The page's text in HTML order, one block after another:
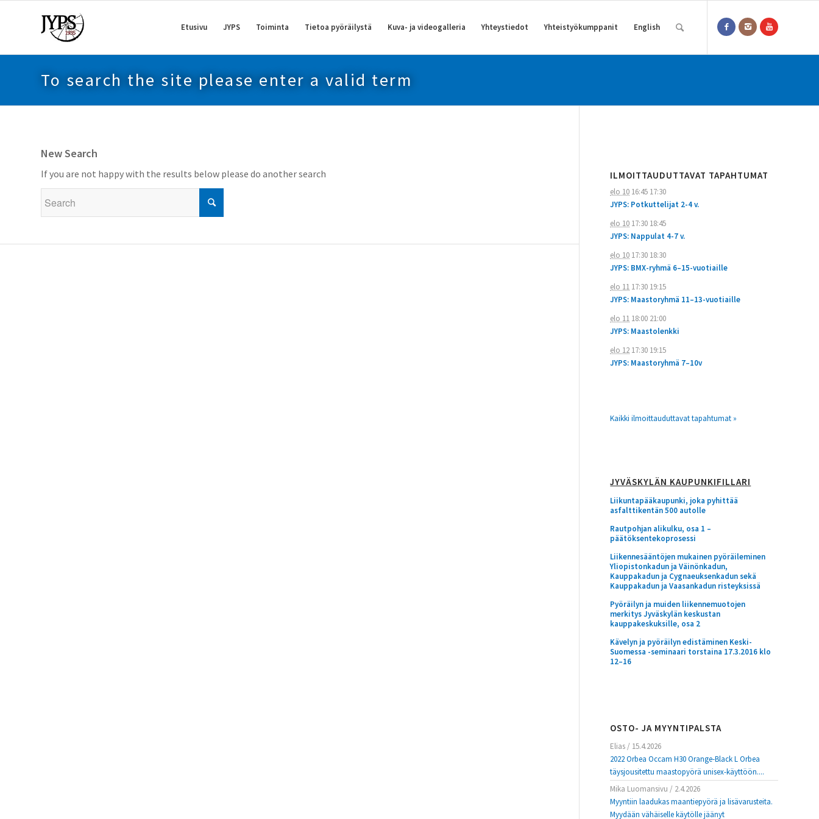
Etusivu JYPS Toiminta Tietoa pyöräilystä Kuva- ja videogalleria Yhteystiedot Yhteistyökumppanit English
To search the site please enter a valid term
New Search
If you are not happy with the results below please do another search ILMOITTAUDUTTAVAT TAPAHTUMAT
elo 10 16:45 17:30
JYPS: Potkuttelijat 2-4 v.
elo 10 17:30 18:45
JYPS: Nappulat 4-7 v.
elo 10 17:30 18:30
JYPS: BMX-ryhmä 6–15-vuotiaille
elo 11 17:30 19:15
JYPS: Maastoryhmä 11–13-vuotiaille
elo 11 18:00 21:00
JYPS: Maastolenkki
elo 12 17:30 19:15
JYPS: Maastoryhmä 7–10v
Kaikki ilmoittauduttavat tapahtumat »
JYVÄSKYLÄN KAUPUNKIFILLARI
Liikuntapääkaupunki, joka pyhittää
asfalttikentän 500 autolle
Rautpohjan alikulku, osa 1 –
päätöksentekoprosessi
Liikennesääntöjen mukainen pyöräileminen
Yliopistonkadun ja Väinönkadun,
Kauppakadun ja Cygnaeuksenkadun sekä
Kauppakadun ja Vaasankadun risteyksissä
Pyöräilyn ja muiden liikennemuotojen
merkitys Jyväskylän keskustan
kauppakeskuksille, osa 2
Kävelyn ja pyöräilyn edistäminen Keski-
Suomessa -seminaari torstaina 17.3.2016 klo
12–16
OSTO- JA MYYNTIPALSTA
Elias / 15.4.2026
2022 Orbea Occam H30 Orange-Black L Orbea
täysjousitettu maastopyörä unisex-käyttöön....
Mika Luomansivu / 2.4.2026
Myyntiin laadukas maantiepyörä ja lisävarusteita.
Myydään vähäiselle käytölle jäänyt